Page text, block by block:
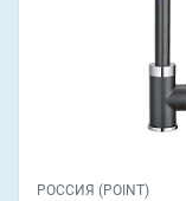
РОССИЯ (POINT)